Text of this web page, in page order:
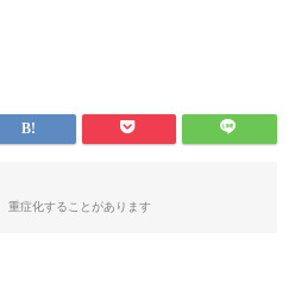
重症化することがあります